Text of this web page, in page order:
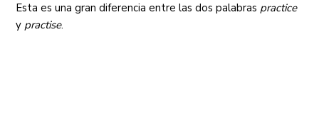
Esta es una gran diferencia entre las dos palabras practice
y practise.